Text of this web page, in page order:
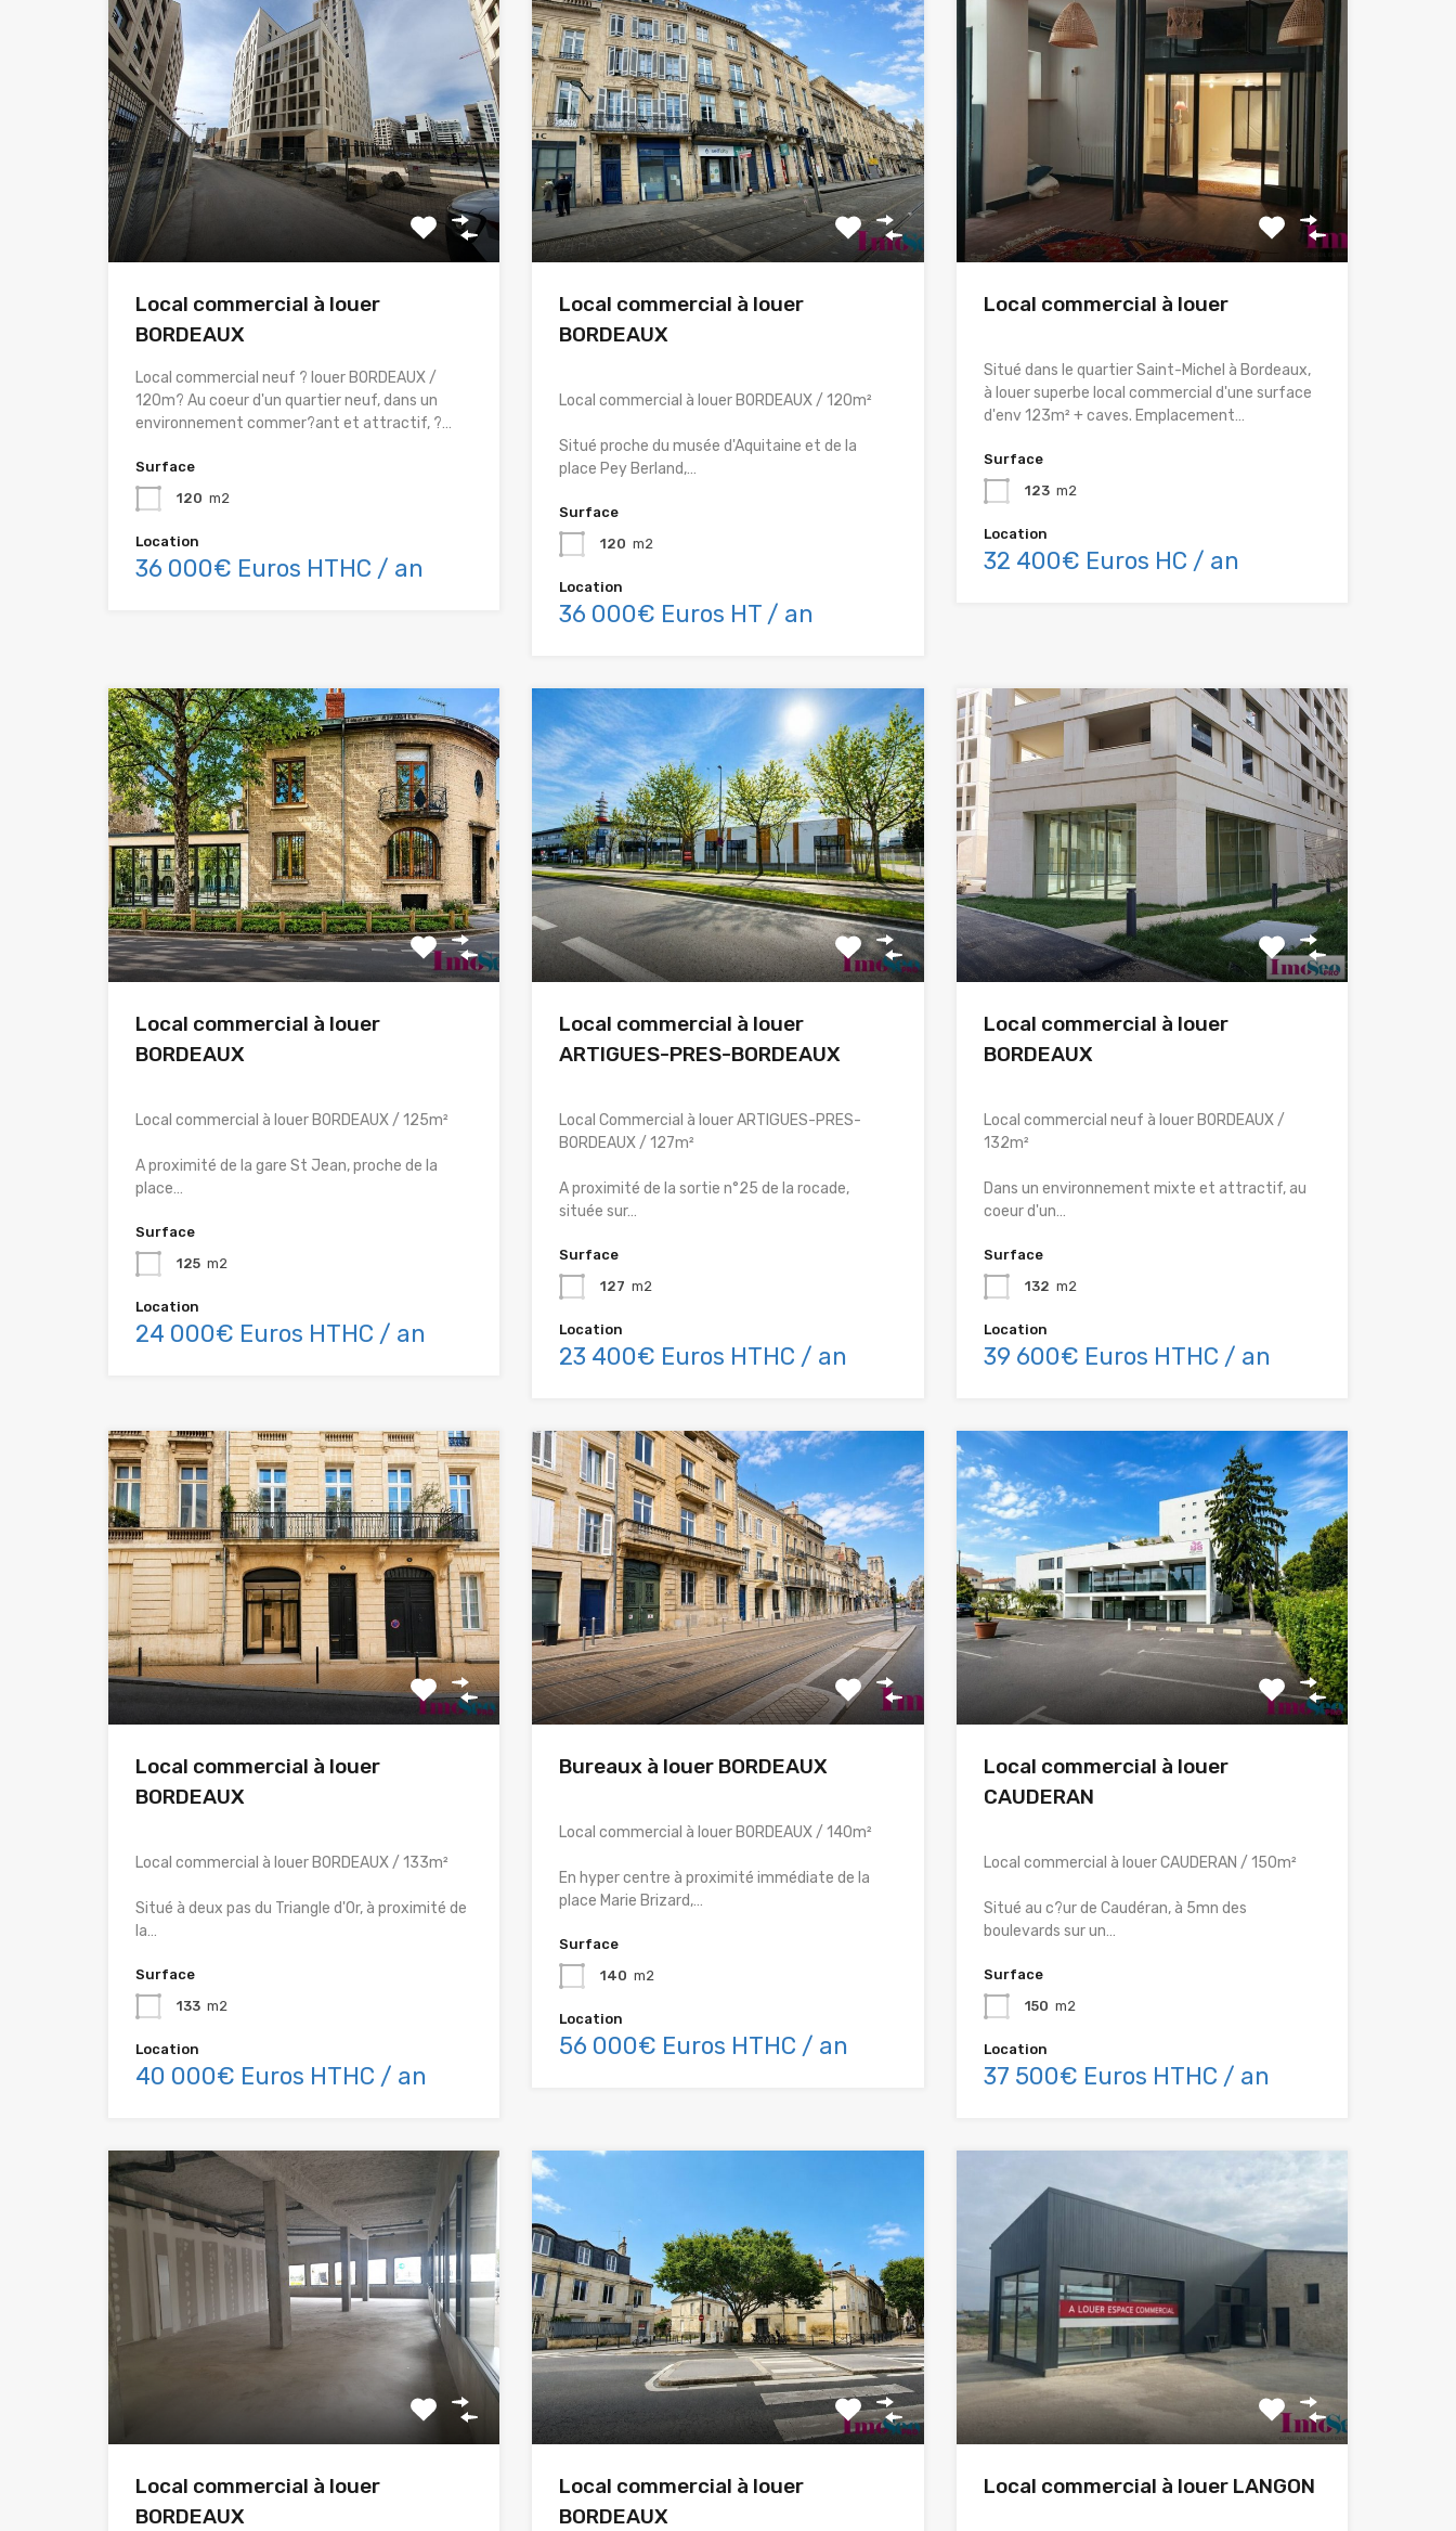
Local commercial à louer
BORDEAUX
Local commercial neuf ? louer BORDEAUX /
120m? Au coeur d'un quartier neuf, dans un
environnement commer?ant et attractif, ?…
Surface
120 m2
Location
36 000€ Euros HTHC / an
Local commercial à louer
BORDEAUX
Local commercial à louer BORDEAUX / 120m²
Situé proche du musée d'Aquitaine et de la
place Pey Berland,…
Surface
120 m2
Location
36 000€ Euros HT / an
Local commercial à louer
Situé dans le quartier Saint-Michel à Bordeaux,
à louer superbe local commercial d'une surface
d'env 123m² + caves. Emplacement…
Surface
123 m2
Location
32 400€ Euros HC / an
Local commercial à louer
BORDEAUX
Local commercial à louer BORDEAUX / 125m²
A proximité de la gare St Jean, proche de la
place…
Surface
125 m2
Location
24 000€ Euros HTHC / an
Local commercial à louer
ARTIGUES-PRES-BORDEAUX
Local Commercial à louer ARTIGUES-PRES-
BORDEAUX / 127m²
A proximité de la sortie n°25 de la rocade,
située sur…
Surface
127 m2
Location
23 400€ Euros HTHC / an
Local commercial à louer
BORDEAUX
Local commercial neuf à louer BORDEAUX /
132m²
Dans un environnement mixte et attractif, au
coeur d'un…
Surface
132 m2
Location
39 600€ Euros HTHC / an
Local commercial à louer
BORDEAUX
Local commercial à louer BORDEAUX / 133m²
Situé à deux pas du Triangle d'Or, à proximité de
la…
Surface
133 m2
Location
40 000€ Euros HTHC / an
Bureaux à louer BORDEAUX
Local commercial à louer BORDEAUX / 140m²
En hyper centre à proximité immédiate de la
place Marie Brizard,…
Surface
140 m2
Location
56 000€ Euros HTHC / an
Local commercial à louer
CAUDERAN
Local commercial à louer CAUDERAN / 150m²
Situé au c?ur de Caudéran, à 5mn des
boulevards sur un…
Surface
150 m2
Location
37 500€ Euros HTHC / an
Local commercial à louer
BORDEAUX
Local commercial à louer
BORDEAUX
Local commercial à louer LANGON